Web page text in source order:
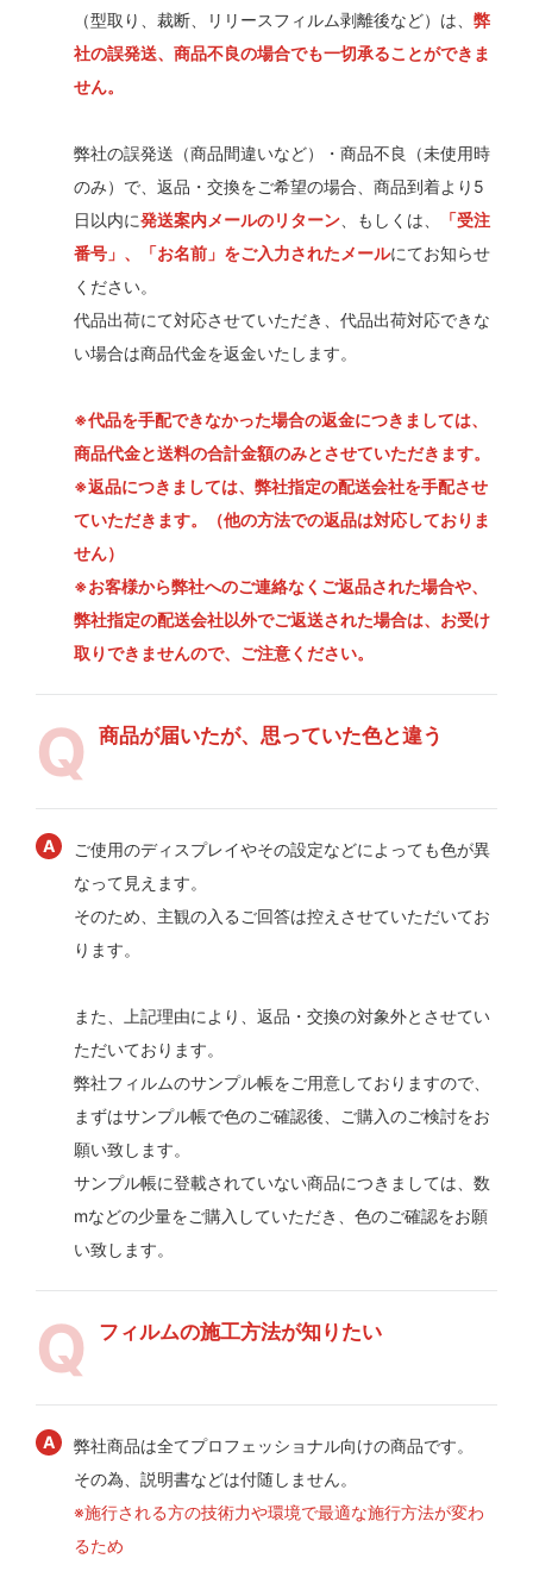
（型取り、裁断、リリースフィルム剥離後など）は、 弊
社の誤発送、商品不良の場合でも一切承ることができま
せん。
弊社の誤発送（商品間違いなど）・商品不良（未使用時
のみ）で、返品・交換をご希望の場合、商品到着より5
日以内に発送案内メールのリターン 、もしくは、
「受注
番号」、「お名前」をご入力されたメールにてお知らせ
ください。
代品出荷にて対応させていただき、代品出荷対応できな
い場合は商品代金を返金いたします。
※代品を手配できなかった場合の返金につきましては、
商品代金と送料の合計金額のみとさせていただきます。
※返品につきましては、弊社指定の配送会社を手配させ
ていただきます。（他の方法での返品は対応しておりま
せん）
※お客様から弊社へのご連絡なくご返品された場合や、
弊社指定の配送会社以外でご返送された場合は、お受け
取りできませんので、ご注意ください。
商品が届いたが、思っていた色と違う
ご使用のディスプレイやその設定などによっても色が異
なって見えます。
そのため、主観の入るご回答は控えさせていただいてお
ります。
また、上記理由により、返品・交換の対象外とさせてい
ただいております。
弊社フィルムのサンプル帳をご用意しておりますので、
まずはサンプル帳で色のご確認後、ご購入のご検討をお
願い致します。
サンプル帳に登載されていない商品につきましては、数
mなどの少量をご購入していただき、色のご確認をお願
い致します。
フィルムの施工方法が知りたい
弊社商品は全てプロフェッショナル向けの商品です。
その為、説明書などは付随しません。
※施行される方の技術力や環境で最適な施行方法が変わ
るため